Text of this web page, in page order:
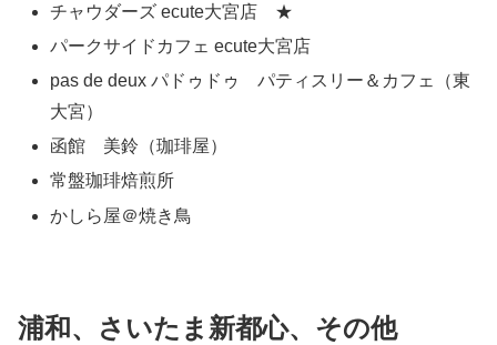
チャウダーズ ecute大宮店 ★
パークサイドカフェ ecute大宮店
pas de deux パドゥドゥ パティスリー＆カフェ（東
大宮）
函館 美鈴（珈琲屋）
常盤珈琲焙煎所
かしら屋＠焼き鳥
浦和、さいたま新都心、その他